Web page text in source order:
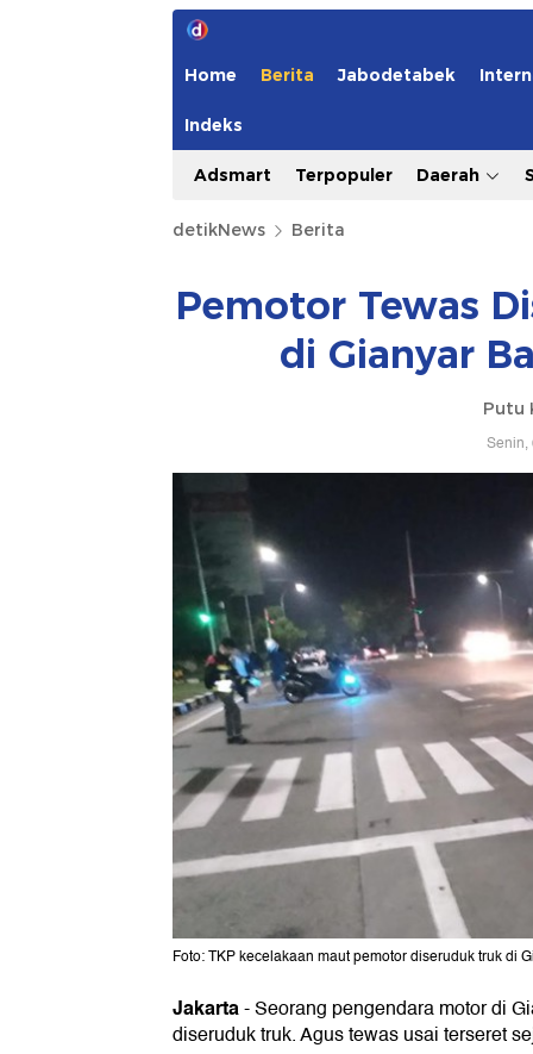
Home Berita Jabodetabek
Indeks
Adsmart Terpopuler Daerah
detikNews Berita
Pemotor Tewas
di Gianyar
Putu
Senin,
Foto: TKP kecelakaan maut pemotor diseruduk truk di
Jakarta-Seorang pengendara motor di
diseruduk truk. Agus tewas usai terseret